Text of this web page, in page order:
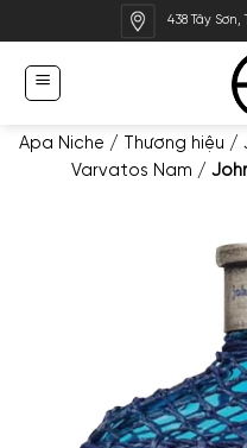
qua
dung
438 Tây
Apa Niche / Thương hiệu /
Varvatos Nam /